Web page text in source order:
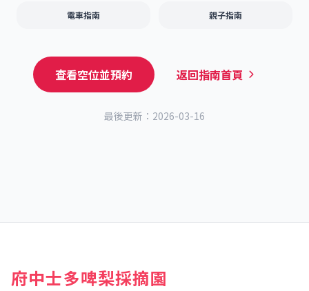
電車指南 親子指南
查看空位並預約 返回指南首頁
最後更新：2026-03-16
府中士多啤梨採摘園